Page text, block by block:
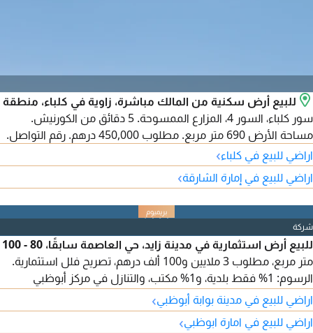
للبيع أرض سكنية من المالك مباشرة، زاوية في كلباء، منطقة
سور كلباء، السور 4، المزارع الممسوحة. 5 دقائق من الكورنيش.
مساحة الأرض 690 متر مربع. مطلوب 450,000 درهم. رقم التواصل.
اراضي للبيع في كلباء›
اراضي للبيع في إمارة الشارقة›
شركة
للبيع أرض استثمارية في مدينة زايد، حي العاصمة سابقًا، 80 - 100
متر مربع، مطلوب 3 ملايين و100 ألف درهم، تصريح فلل استثمارية.
الرسوم: 1% فقط بلدية، و1% مكتب، والتنازل في مركز أبوظبي
العقاري.
اراضي للبيع في مدينة بوابة أبوظبي›
اراضي للبيع في امارة ابوظبي›